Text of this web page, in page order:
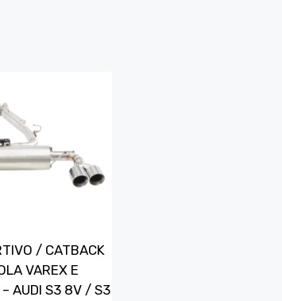
/ CATBACK
VAREX E
– AUDI S3 8V / S3